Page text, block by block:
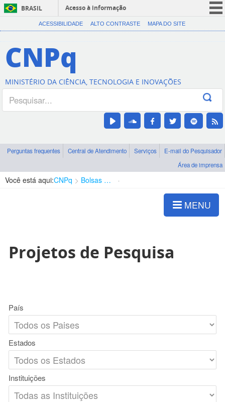
BRASIL
Acesso à informação
CORONAVÍRUS (COVID-19)
Canais
ACESSIBILIDADE ALTO CONTRASTE MAPA DO SITE
CNPq
MINISTÉRIO DA CIÊNCIA, TECNOLOGIA E INOVAÇÕES
Perguntas frequentes Central de Atendimento Serviços
E-mail do Pesquisador
Área de imprensa
Você está aqui:CNPq Bolsas e Auxílios Vigentes
MENU
Projetos de Pesquisa
País
Estados
Instituições